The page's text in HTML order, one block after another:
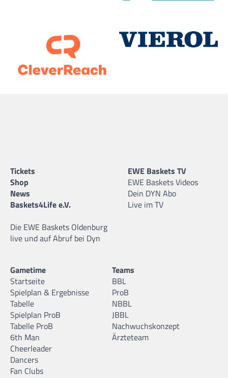
Tickets
Shop
News
Baskets4Life e.V.
Die EWE Baskets Oldenburg
live und auf Abruf bei Dyn
EWE Baskets TV
EWE Baskets Videos
Dein DYN Abo
Live im TV
Gametime
Startseite
Spielplan & Ergebnisse
Tabelle
Spielplan ProB
Tabelle ProB
6th Man
Cheerleader
Dancers
Fan Clubs
Teams
BBL
ProB
NBBL
JBBL
Nachwuchskonzept
Ärzteteam